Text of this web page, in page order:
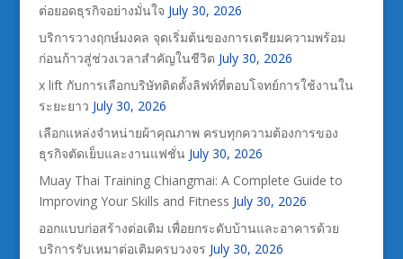
ต่อยอดธุรกิจอย่างมั่นใจ July 30, 2026
บริการวางฤกษ์มงคล จุดเริ่มต้นของการเตรียมความพร้อม
ก่อนก้าวสู่ช่วงเวลาสำคัญในชีวิต July 30, 2026
x lift กับการเลือกบริษัทติดตั้งลิฟท์ที่ตอบโจทย์การใช้งานใน
ระยะยาว July 30, 2026
เลือกแหล่งจำหน่ายผ้าคุณภาพ ครบทุกความต้องการของ
ธุรกิจตัดเย็บและงานแฟชั่น July 30, 2026
Muay Thai Training Chiangmai: A Complete Guide to
Improving Your Skills and Fitness July 30, 2026
ออกแบบก่อสร้างต่อเติม เพื่อยกระดับบ้านและอาคารด้วย
บริการรับเหมาต่อเติมครบวงจร July 30, 2026